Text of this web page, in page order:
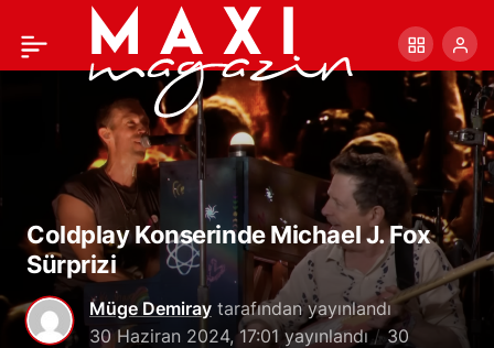
Coldplay Konserinde Michael J. Fox
Sürprizi
Müge Demiray tarafından yayınlandı
30 Haziran 2024, 17:01 yayınlandı
30
Salon İKSV Gezgin Salon
Haziran’da!
Paylaş